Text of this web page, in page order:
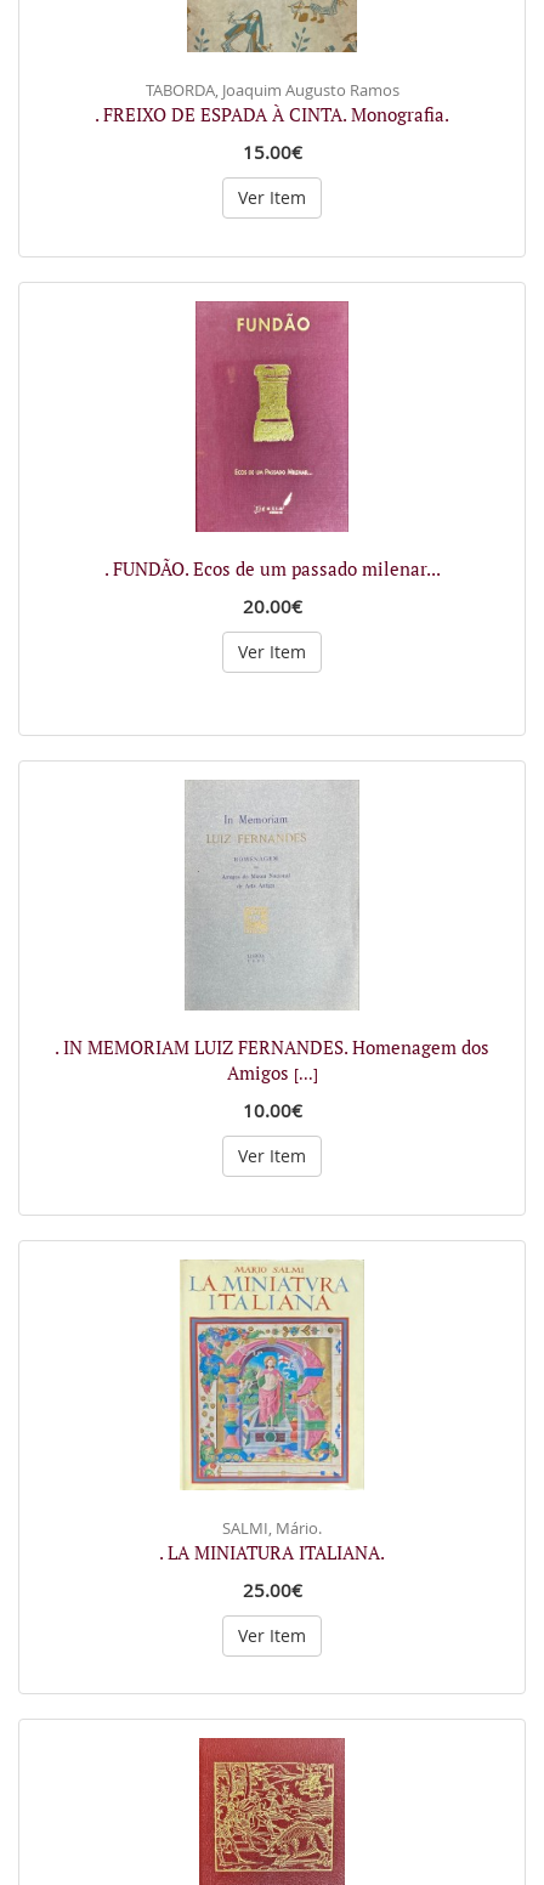
TABORDA, Joaquim Augusto Ramos
. FREIXO DE ESPADA À CINTA. Monografia.
15.00€
Ver Item
. FUNDÃO. Ecos de um passado milenar...
20.00€
Ver Item
. IN MEMORIAM LUIZ FERNANDES. Homenagem dos
Amigos [...]
10.00€
Ver Item
SALMI, Mário.
. LA MINIATURA ITALIANA.
25.00€
Ver Item